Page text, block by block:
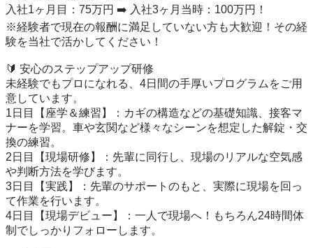
入社1ヶ月目：75万円 ➡️ 入社3ヶ月当時：100万円！
※経験者で現在の報酬に満足していない方も大歓迎！その経
験を当社で活かしてください！
🔰 安心のステップアップ研修
未経験でもプロになれる、4日間の手厚いプログラムをご用
意しています。
1日目【座学＆練習】：カギの構造などの基礎知識、接客マ
ナーを学習。車や玄関など様々なシーンを想定した解錠・交
換の練習。
2日目【現場研修】：先輩に同行し、現場のリアルな空気感
や判断方法を学びます。
3日目【実践】：先輩のサポートのもと、実際に現場を回っ
て作業を行います。
4日目【現場デビュー】：一人で現場へ！もちろん24時間体
制でしっかりフォローします。